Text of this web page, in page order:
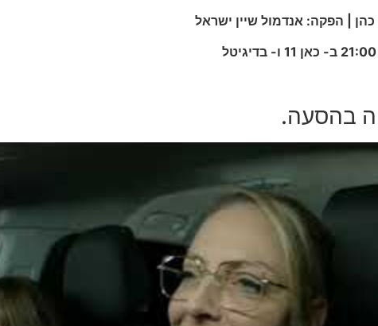
| הפקה: אנדמול שיין ישראל